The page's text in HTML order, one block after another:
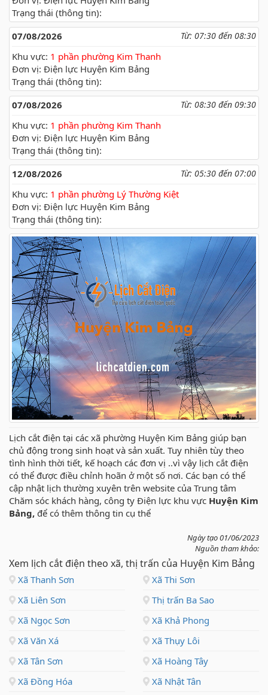
Trạng thái (thông tin):
07/08/2026
Từ: 07:30 đến 08:30
Khu vực: 1 phần phường Kim Thanh
Đơn vị: Điện lực Huyện Kim Bảng
Trạng thái (thông tin):
07/08/2026
Từ: 08:30 đến 09:30
Khu vực: 1 phần phường Kim Thanh
Đơn vị: Điện lực Huyện Kim Bảng
Trạng thái (thông tin):
12/08/2026
Từ: 05:30 đến 07:00
Khu vực: 1 phần phường Lý Thường Kiệt
Đơn vị: Điện lực Huyện Kim Bảng
Trạng thái (thông tin):
Lịch cắt điện tại các xã phường Huyện Kim Bảng giúp bạn
chủ động trong sinh hoạt và sản xuất. Tuy nhiên tùy theo
tình hình thời tiết, kế hoạch các đơn vị ..vì vậy lịch cắt điện
có thể được điều chỉnh hoãn ở một số nơi. Các bạn có thể
cập nhật lịch thường xuyên trên website của Trung tâm
Chăm sóc khách hàng, công ty Điện lực khu vực Huyện Kim
Bảng, để có thêm thông tin cụ thể
Ngày tạo 01/06/2023
Nguồn tham khảo:
Xem lịch cắt điện theo xã, thị trấn của Huyện Kim Bảng
Xã Thanh Sơn
Xã Thi Sơn
Xã Liên Sơn
Thị trấn Ba Sao
Xã Ngọc Sơn
Xã Khả Phong
Xã Văn Xá
Xã Thụy Lôi
Xã Tân Sơn
Xã Hoàng Tây
Xã Đồng Hóa
Xã Nhật Tân